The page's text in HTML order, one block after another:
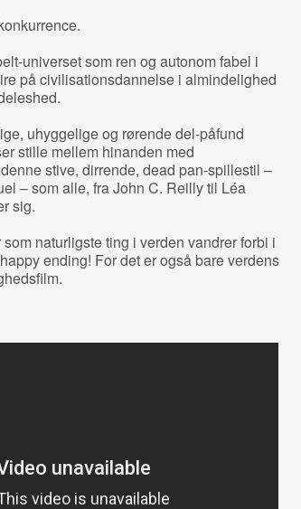
universet som ren og autonom fabel i
på civilisationsdannelse i almindelighed
uhyggelige og rørende del-påfund
stille mellem hinanden med
stive, dirrende, dead pan-spillestil –
– som alle, fra John C. Reilly til Léa
sig.
naturligste ting i verden vandrer forbi i
ending! For det er også bare verdens